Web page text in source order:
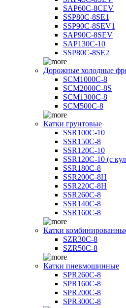
SAP60C-8CEV
SSP80C-8SE1
SSP90C-8SEV1
SAP90C-8SEV
SAP130C-10
SSP80C-8SE2
Дорожные холодные
SCM1000C-8
SCM2000C-8S
SCM1300C-8
SCM500C-8
Катки грунтовые
SSR100C-10
SSR150C-8
SSR120C-10
SSR120C-10 (с
SSR180C-8
SSR200C-8H
SSR220C-8H
SSR260C-8
SSR140C-8
SSR160C-8
Катки
SZR30C-8
SZR50C-8
Катки пневмошинные
SPR260C-8
SPR160C-8
SPR200C-8
SPR300C-8